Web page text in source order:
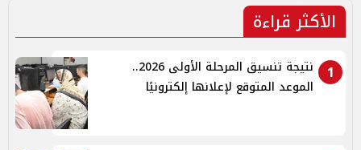
الأكثر قراءة
1
نتيجة تنسيق المرحلة الأولى 2026..
الموعد المتوقع لإعلانها إلكترونيًا